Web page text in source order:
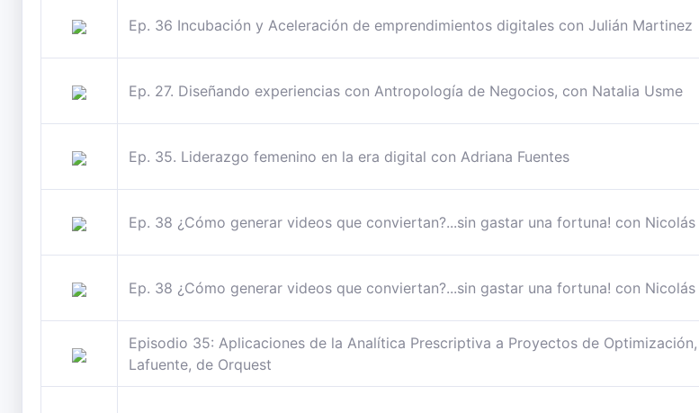
Ep. 36 Incubación y Aceleración de emprendimientos digitales con Julián Martinez
Ep. 27. Diseñando experiencias con Antropología de Negocios, con Natalia Usme
Ep. 35. Liderazgo femenino en la era digital con Adriana Fuentes
Ep. 38 ¿Cómo generar videos que conviertan?...sin gastar una fortuna! con
Ep. 38 ¿Cómo generar videos que conviertan?...sin gastar una fortuna! con
Episodio 35: Aplicaciones de la Analítica Prescriptiva a Proyectos de
Lafuente, de Orquest